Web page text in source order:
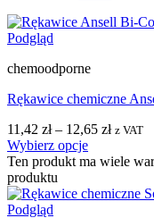
Podgląd
chemoodporne
Rękawice chemiczne
11,42 zł– 12,65 zł z VAT
Wybierz opcje
Ten produkt ma wiele
produktu
Podgląd